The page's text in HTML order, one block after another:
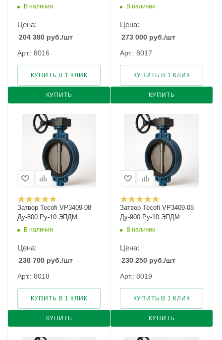
В наличии
Цена:
204 380 руб./шт
Арт.: 8016
КУПИТЬ
КУПИТЬ В 1 КЛИК
В наличии
Цена:
273 000 руб./шт
Арт.: 8017
КУПИТЬ
КУПИТЬ В 1 КЛИК
Затвор Tecofi VP3409-08
Ду-800 Ру-10 ЭПДМ
В наличии
Цена:
238 700 руб./шт
Арт.: 8018
КУПИТЬ
КУПИТЬ В 1 КЛИК
Затвор Tecofi VP3409-08
Ду-900 Ру-10 ЭПДМ
В наличии
Цена:
230 250 руб./шт
Арт.: 8019
КУПИТЬ
КУПИТЬ В 1 КЛИК